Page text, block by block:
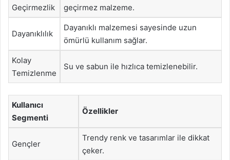
Geçirmezlik
geçirmez malzeme.
Dayanıklılık
Dayanıklı malzemesi sayesinde uzun
ömürlü kullanım sağlar.
Kolay
Temizlenme
Su ve sabun ile hızlıca temizlenebilir.
Kullanıcı
Segmenti
Özellikler
Gençler
Trendy renk ve tasarımlar ile dikkat
çeker.